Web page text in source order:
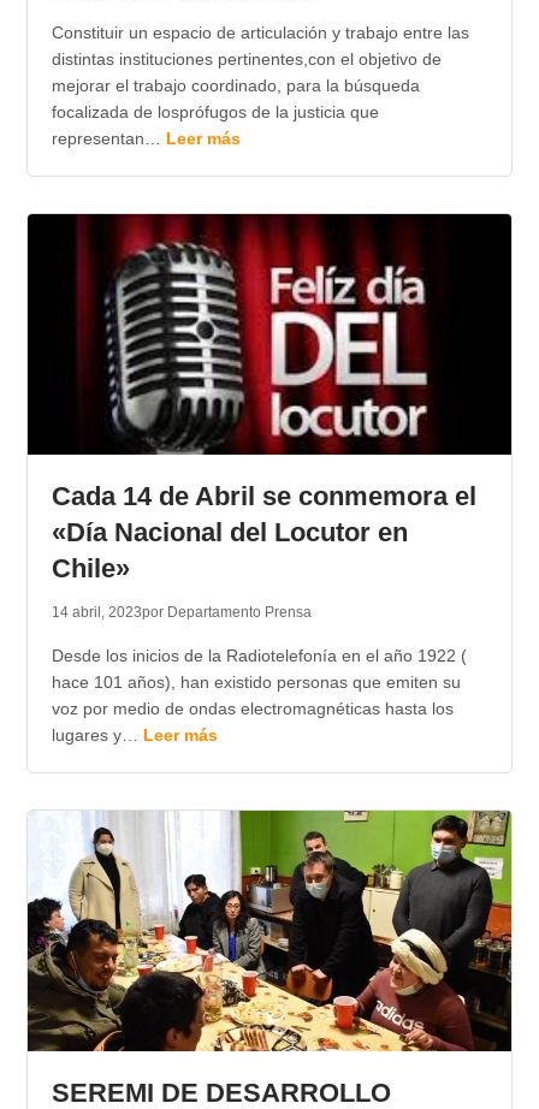
Constituir un espacio de articulación y trabajo entre las
distintas instituciones pertinentes,con el objetivo de
mejorar el trabajo coordinado, para la búsqueda
focalizada de losprófugos de la justicia que
representan… Leer más
Cada 14 de Abril se conmemora el
«Día Nacional del Locutor en
Chile»
14 abril, 2023por Departamento Prensa
Desde los inicios de la Radiotelefonía en el año 1922 (
hace 101 años), han existido personas que emiten su
voz por medio de ondas electromagnéticas hasta los
lugares y… Leer más
SEREMI DE DESARROLLO